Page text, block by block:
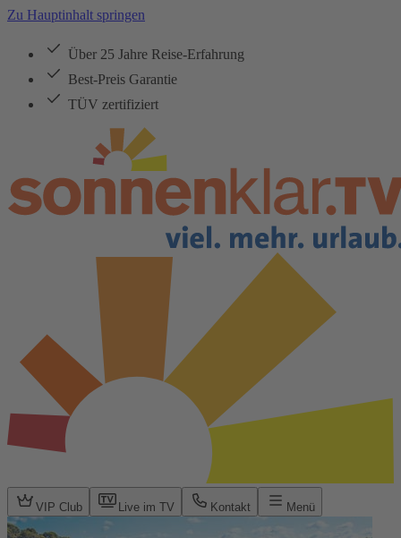
Zu Hauptinhalt springen
Über 25 Jahre Reise-Erfahrung
Best-Preis Garantie
TÜV zertifiziert
VIP Club Live im TV Kontakt Menü